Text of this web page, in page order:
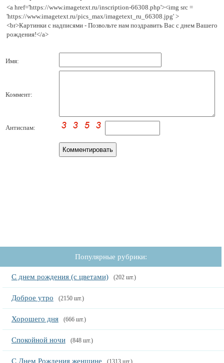
<a href='https://www.imagetext.ru/inscription-66308.php'><img src =
'https://www.imagetext.ru/pics_max/imagetext_ru_66308.jpg' >
<br>Картинки с надписями - Позвольте нам поздравить Вас с днем Вашего
рождения!</a>
Имя:
Коммент:
Антиспам:
Популярные рубрики:
С днем рождения (с цветами) (202 шт.)
Доброе утро (2150 шт.)
Хорошего дня (666 шт.)
Спокойной ночи (848 шт.)
С Днем Рождения женщине (1313 шт.)